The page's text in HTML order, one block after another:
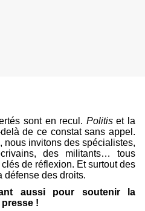
sont en recul. Politiset la
de ce constat sans appel.
nous invitons des spécialistes,
des militants… tous
de réflexion. Et surtout des
défense des droits.
aussi pour soutenir la
!